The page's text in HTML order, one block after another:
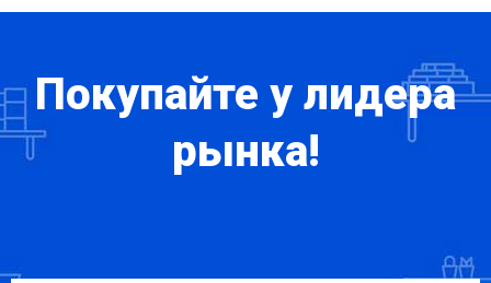
Покупайте у лидера
рынка!